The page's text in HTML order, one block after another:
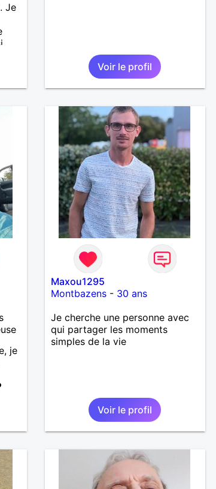
Je
le
Voir le profil
je
Maxou1295
Montbazens- 30 ans
Je cherche une personne avec
qui partager les moments
simples de la vie
Voir le profil